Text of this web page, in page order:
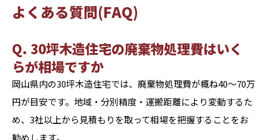
よくある質問(FAQ)
Q. 30坪木造住宅の廃棄物処理費はいく
らが相場ですか
岡山県内の30坪木造住宅では、廃棄物処理費が概ね40〜70万
円が目安です。地域・分別精度・運搬距離により変動するた
め、3社以上から見積もりを取って相場を把握することをお
勧めします。